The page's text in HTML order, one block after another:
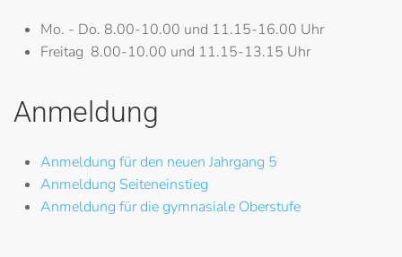
Mo. - Do. 8.00-10.00 und 11.15-16.00 Uhr
Freitag 8.00-10.00 und 11.15-13.15 Uhr
Anmeldung
Anmeldung für den neuen Jahrgang 5
Anmeldung Seiteneinstieg
Anmeldung für die gymnasiale Oberstufe